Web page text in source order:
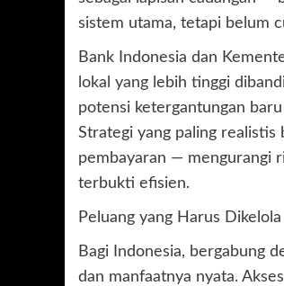
sistem utama, tetapi belum
Bank Indonesia dan
lokal yang lebih tinggi
potensi ketergantungan
Strategi yang paling realistis
pembayaran — mengurangi
terbukti efisien.
Peluang yang Harus
Bagi Indonesia, bergabung
dan manfaatnya nyata.